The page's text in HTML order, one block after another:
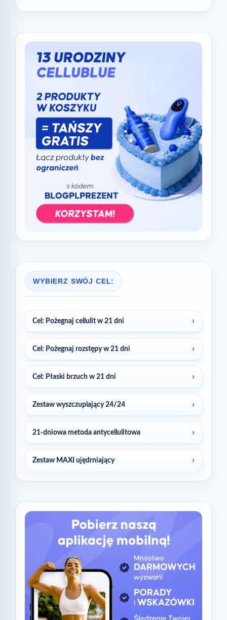
WYBIERZ SWÓJ CEL:
Cel: Pożegnaj cellulit w 21 dni
Cel: Pożegnaj rozstępy w 21 dni
Cel: Płaski brzuch w 21 dni
Zestaw wyszczuplający 24/24
21-dniowa metoda antycellulitowa
Zestaw MAXI ujędrniający